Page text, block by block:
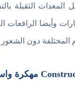
الثقيلة
وأيضا
المختلفة دون الشعور